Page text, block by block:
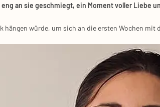
an sie geschmiegt, ein Moment vol­ler Lie­be
hän­gen wür­de, um sich an die ers­ten Wochen mit